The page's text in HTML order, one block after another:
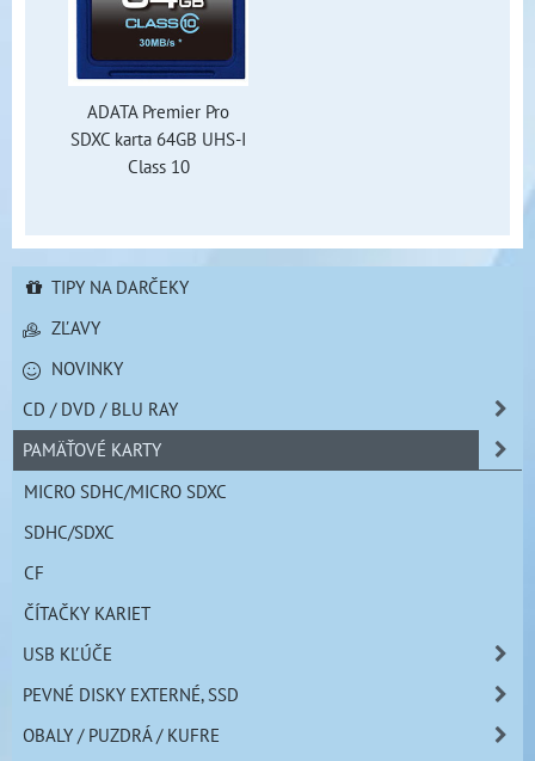
ADATA Premier Pro
SDXC karta 64GB UHS-I
Class 10
TIPY NA DARČEKY
ZĽAVY
NOVINKY
CD / DVD / BLU RAY
PAMÄŤOVÉ KARTY
MICRO SDHC/MICRO SDXC
SDHC/SDXC
CF
ČÍTAČKY KARIET
USB KĽÚČE
PEVNÉ DISKY EXTERNÉ, SSD
OBALY / PUZDRÁ / KUFRE